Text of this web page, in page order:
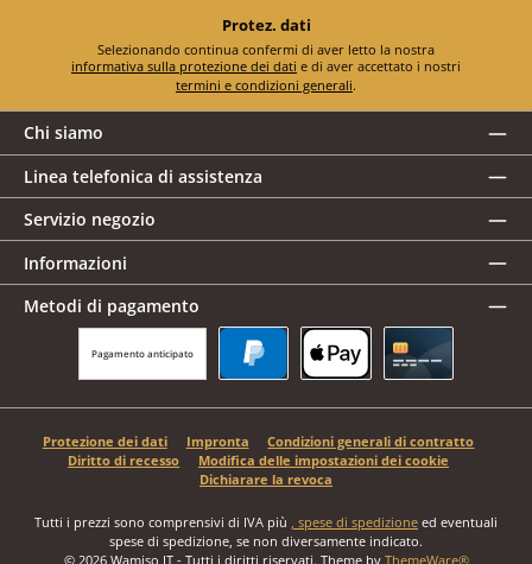
Protez. dati
informativa sulla protezione dei dati
termini e condizioni generali.
Chi siamo
Linea telefonica di assistenza
Servizio negozio
Informazioni
Metodi di pagamento
Pagamento anticipato
Protezione dei dati Impronta
Condizioni generali di contratto
Diritto di recesso
Modifica delle impostazioni dei cookie
Dichiarare la revoca
Tutti i prezzi sono comprensivi di IVA più , spese di spedizione ed eventuali
spese di spedizione, se non diversamente indicato.
© 2026 Wamiso IT - Tutti i diritti riservati. Theme by ThemeWare®